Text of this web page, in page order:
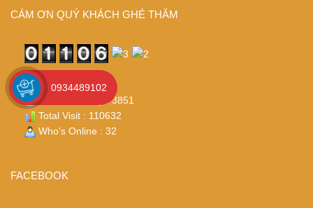
CÁM ƠN QUÝ KHÁCH GHÉ THĂM
Visit Today : 5790
Visit Yesterday : 3851
Total Visit : 110632
Who's Online : 32
FACEBOOK
0934489102